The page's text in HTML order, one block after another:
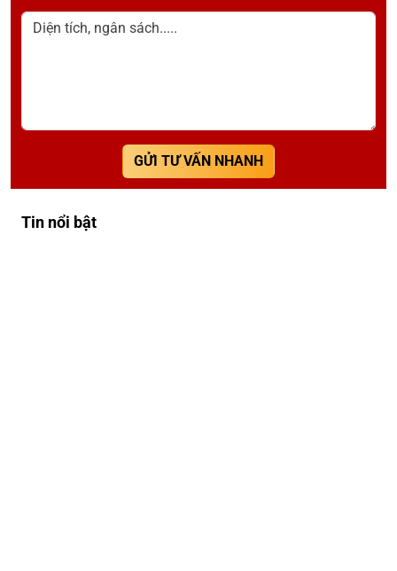
Diện tích, ngân sách.....
GỬI TƯ VẤN NHANH
Tin nổi bật